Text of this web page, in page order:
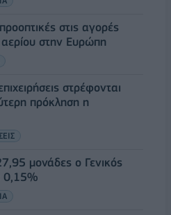
στις αγορές
αερίου στην Ευρώπη
στρέφονται
πρόκληση η
μονάδες ο Γενικός
0,15%